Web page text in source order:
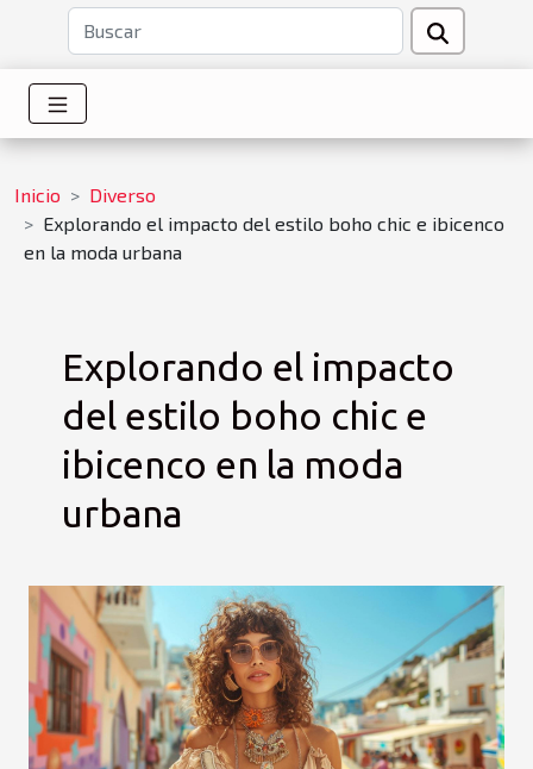
Inicio
Diverso
Explorando el impacto del estilo boho chic e ibicenco
en la moda urbana
Explorando el impacto
del estilo boho chic e
ibicenco en la moda
urbana